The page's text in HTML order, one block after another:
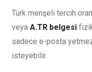
Türk menşeli tercih
veya A.TR belgesi
sadece e-posta
isteyebilir.